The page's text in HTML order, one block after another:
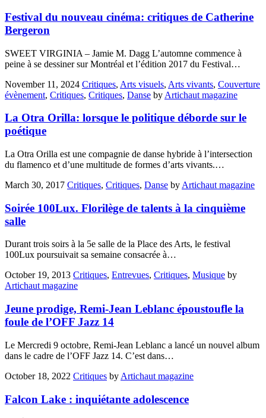
Festival du nouveau cinéma: critiques de Catherine
Bergeron
SWEET VIRGINIA – Jamie M. Dagg L’automne commence à
peine à se dessiner sur Montréal et l’édition 2017 du Festival…
November 11, 2024 Critiques, Arts visuels, Arts vivants, Couverture
évènement, Critiques, Critiques, Danse by Artichaut magazine
La Otra Orilla: lorsque le politique déborde sur le
poétique
La Otra Orilla est une compagnie de danse hybride à l’intersection
du flamenco et d’une multitude de formes d’arts vivants.…
March 30, 2017 Critiques, Critiques, Danse by Artichaut magazine
Soirée 100Lux. Florilège de talents à la cinquième
salle
Durant trois soirs à la 5e salle de la Place des Arts, le festival
100Lux poursuivait sa semaine consacrée à…
October 19, 2013 Critiques, Entrevues, Critiques, Musique by
Artichaut magazine
Jeune prodige, Remi-Jean Leblanc époustoufle la
foule de l’OFF Jazz 14
Le Mercredi 9 octobre, Remi-Jean Leblanc a lancé un nouvel album
dans le cadre de l’OFF Jazz 14. C’est dans…
October 18, 2022 Critiques by Artichaut magazine
Falcon Lake : inquiétante adolescence